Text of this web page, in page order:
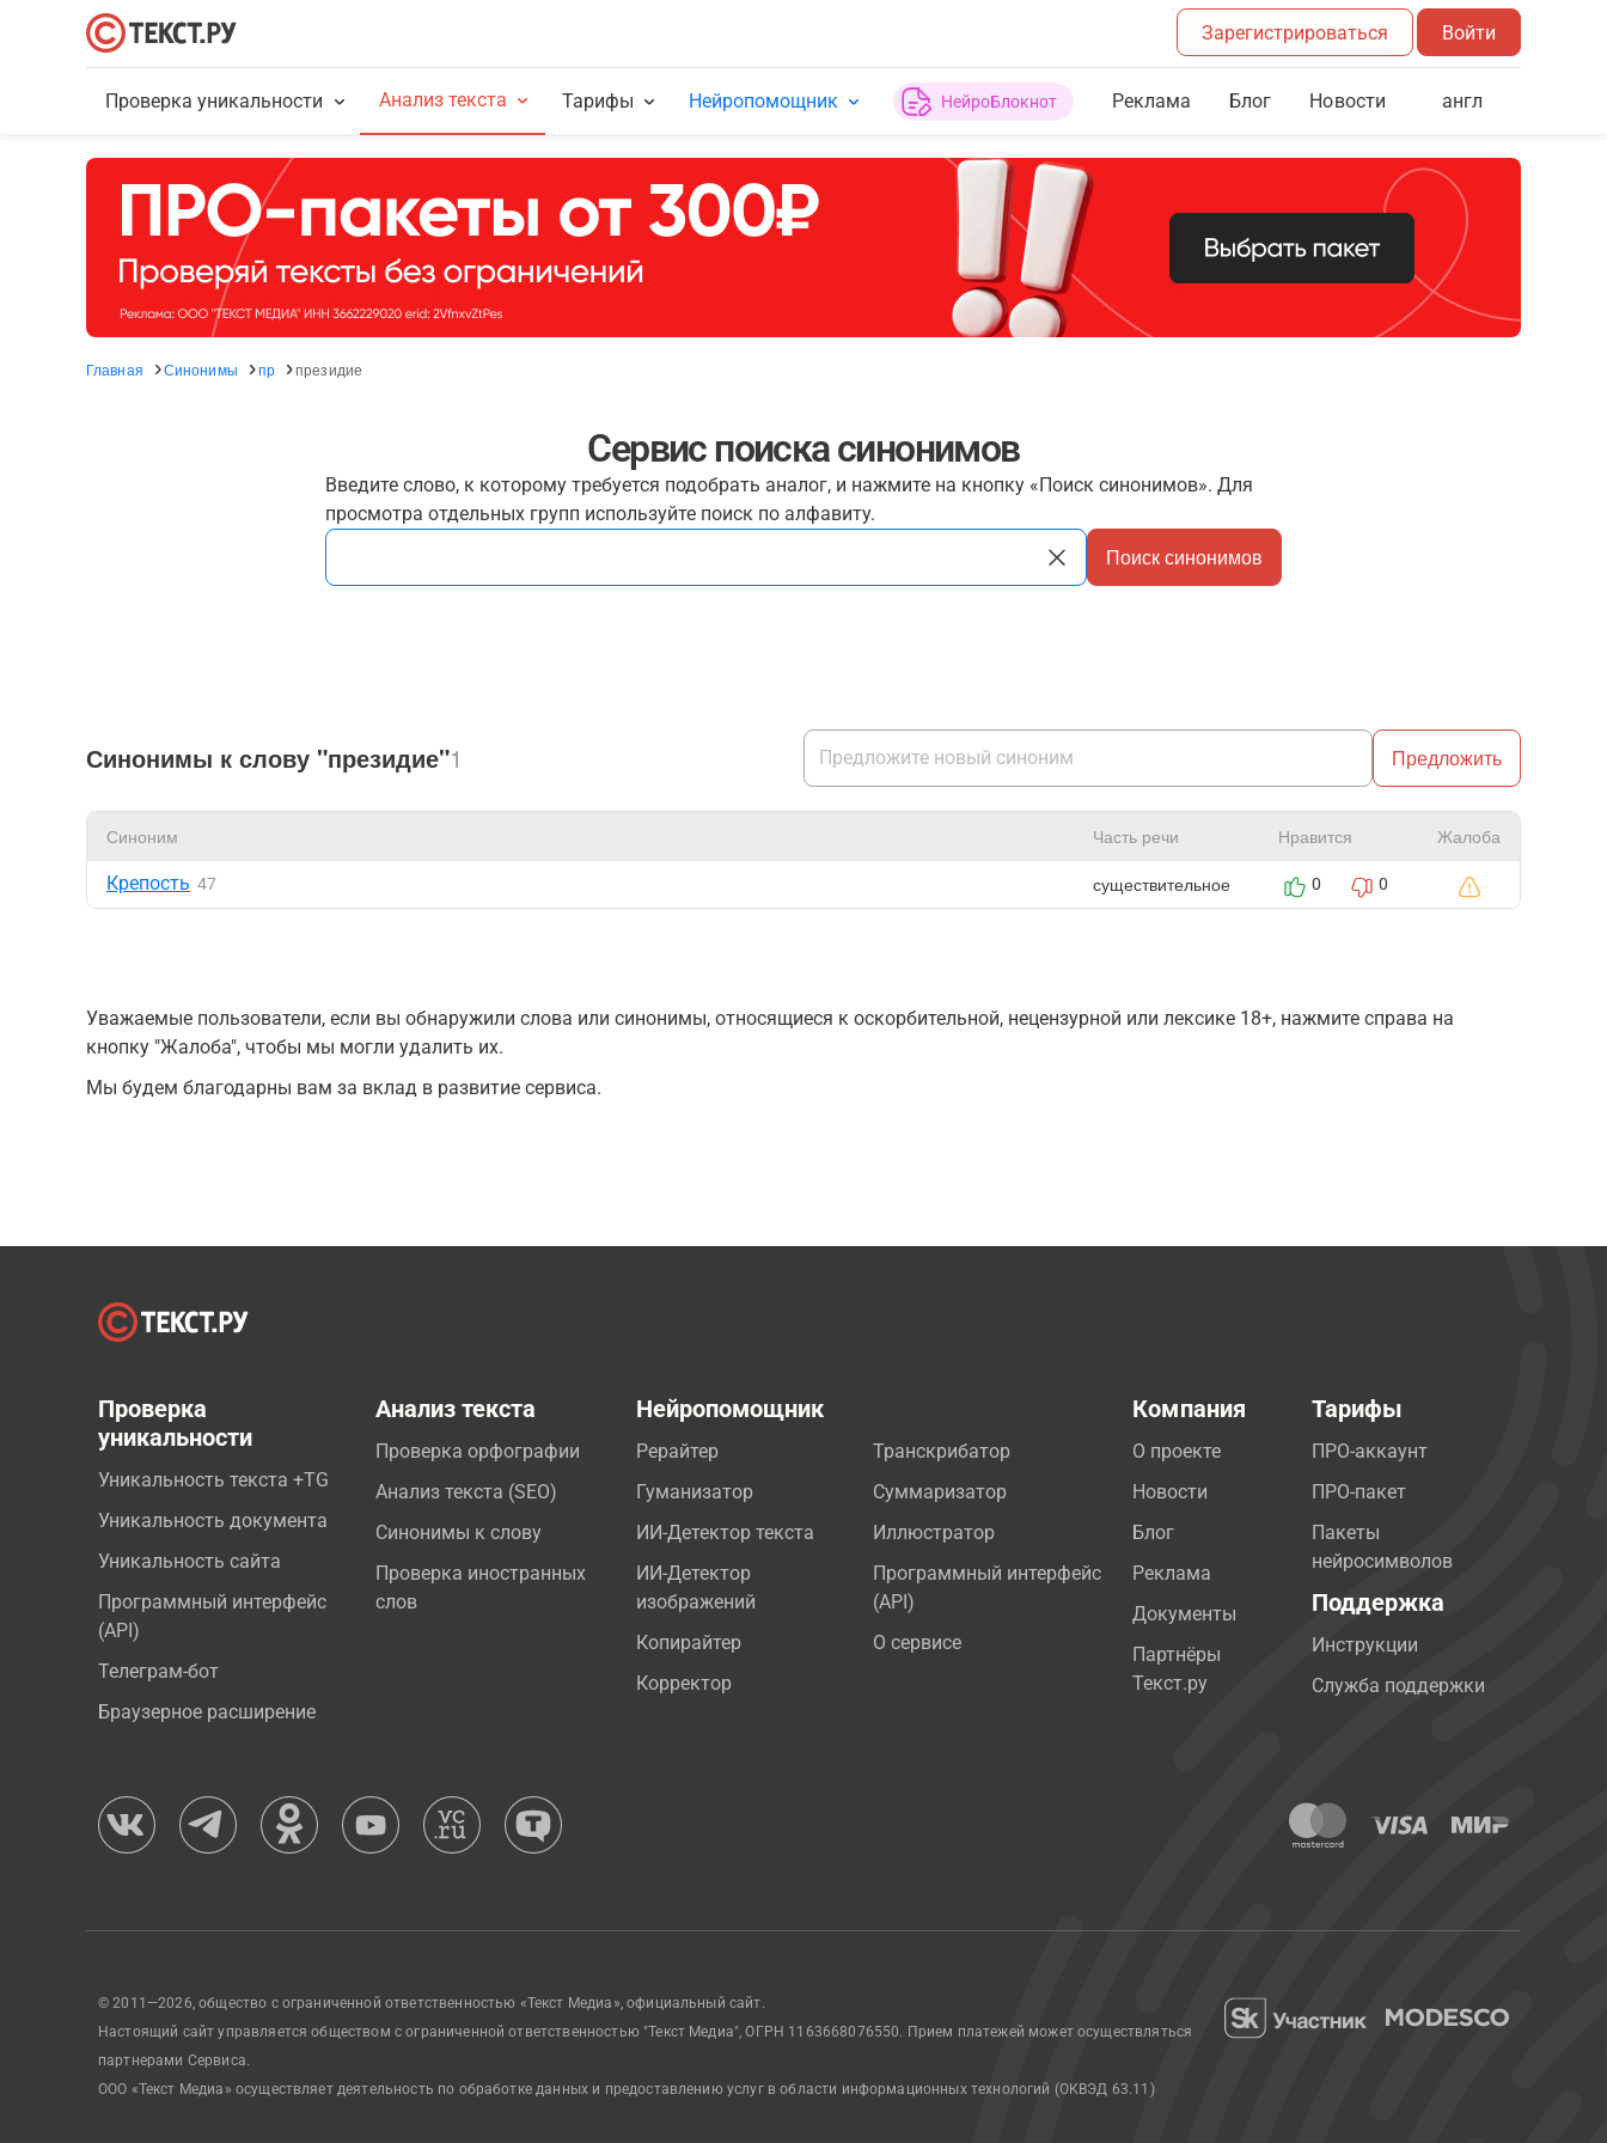
Зарегистрироваться Войти
Проверка уникальности Анализ текста Тарифы Нейропомощник НейроБлокнот Реклама Блог Новости англ
Главная Синонимы пр президие
Сервис поиска синонимов
Введите слово, к которому требуется подобрать аналог, и нажмите на кнопку «Поиск синонимов». Для
просмотра отдельных групп используйте поиск по алфавиту.
Поиск синонимов
Синонимы к слову "президие"1 Предложить
Синоним Часть речи Нравится Жалоба
Крепость 47 существительное 0 0
Уважаемые пользователи, если вы обнаружили слова или синонимы, относящиеся к оскорбительной, нецензурной или лексике 18+, нажмите справа на
кнопку "Жалоба", чтобы мы могли удалить их.
Мы будем благодарны вам за вклад в развитие сервиса.
Проверка
уникальности
Уникальность текста +TG
Уникальность документа
Уникальность сайта
Программный интерфейс
(API)
Телеграм-бот
Браузерное расширение
Анализ текста
Проверка орфографии
Анализ текста (SEO)
Синонимы к слову
Проверка иностранных
слов
Нейропомощник
Рерайтер
Гуманизатор
ИИ-Детектор текста
ИИ-Детектор
изображений
Копирайтер
Корректор
Транскрибатор
Суммаризатор
Иллюстратор
Программный интерфейс
(API)
О сервисе
Компания
О проекте
Новости
Блог
Реклама
Документы
Партнёры
Текст.ру
Тарифы
ПРО-аккаунт
ПРО-пакет
Пакеты
нейросимволов
Поддержка
Инструкции
Служба поддержки
© 2011—2026, общество с ограниченной ответственностью «Текст Медиа», официальный сайт.
Настоящий сайт управляется обществом с ограниченной ответственностью "Текст Медиа", ОГРН 1163668076550. Прием платежей может осуществляться
партнерами Сервиса.
ООО «Текст Медиа» осуществляет деятельность по обработке данных и предоставлению услуг в области информационных технологий (ОКВЭД 63.11)